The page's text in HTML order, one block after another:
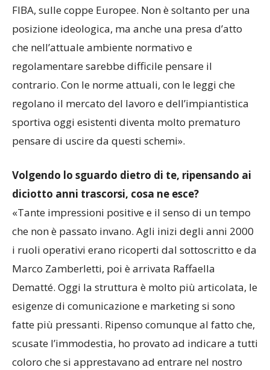
FIBA, sulle coppe Europee. Non è soltanto per una
posizione ideologica, ma anche una presa d’atto
che nell’attuale ambiente normativo e
regolamentare sarebbe difficile pensare il
contrario. Con le norme attuali, con le leggi che
regolano il mercato del lavoro e dell’impiantistica
sportiva oggi esistenti diventa molto prematuro
pensare di uscire da questi schemi».
Volgendo lo sguardo dietro di te, ripensando ai
diciotto anni trascorsi, cosa ne esce?
«Tante impressioni positive e il senso di un tempo
che non è passato invano. Agli inizi degli anni 2000
i ruoli operativi erano ricoperti dal sottoscritto e da
Marco Zamberletti, poi è arrivata Raffaella
Dematté. Oggi la struttura è molto più articolata, le
esigenze di comunicazione e marketing si sono
fatte più pressanti. Ripenso comunque al fatto che,
scusate l’immodestia, ho provato ad indicare a tutti
coloro che si apprestavano ad entrare nel nostro